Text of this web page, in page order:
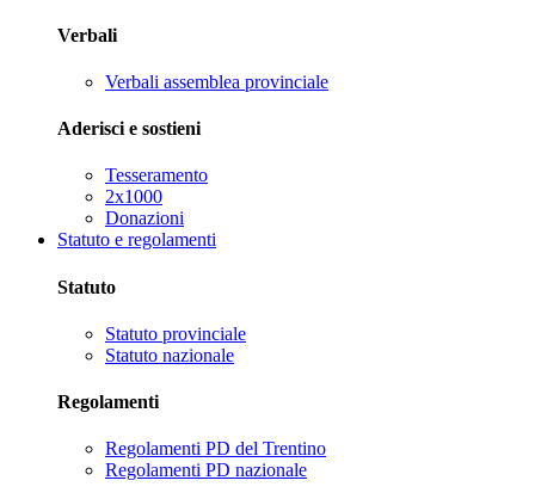
Verbali
Verbali assemblea provinciale
Aderisci e sostieni
Tesseramento
2x1000
Donazioni
Statuto e regolamenti
Statuto
Statuto provinciale
Statuto nazionale
Regolamenti
Regolamenti PD del Trentino
Regolamenti PD nazionale